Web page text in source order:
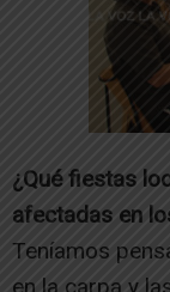
¿Qué fiestas
afectadas en
Teníamos
en la carpa y